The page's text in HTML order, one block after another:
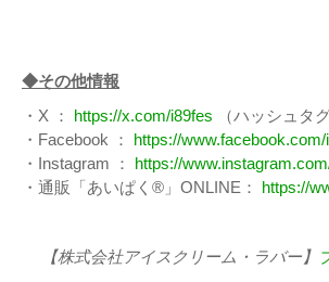
◆その他情報
・X ： https://x.com/i89fes
（ハッシュタ
・Facebook ： https://www.facebook.com/
・Instagram ： https://
・通販「あいぱく®」ONLINE： https://
【株式会社アイスクリーム・ラバー】